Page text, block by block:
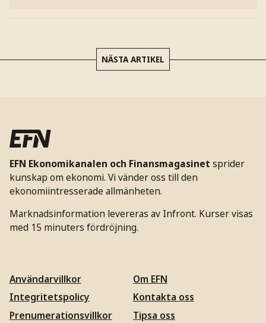
NÄSTA ARTIKEL
EFN Ekonomikanalen och Finansmagasinet sprider
kunskap om ekonomi. Vi vänder oss till den
ekonomiintresserade allmänheten.
Marknadsinformation levereras av Infront. Kurser visas
med 15 minuters fördröjning.
Användarvillkor
Integritetspolicy
Prenumerationsvillkor
Om EFN
Kontakta oss
Tipsa oss